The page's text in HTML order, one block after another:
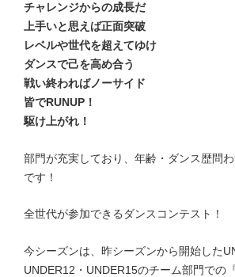
チャレンジからの成長だ
上手いと思えば正面突破
レベルや世代を超えてゆけ
ダンスで己を高め合う
戦い終わればノーサイド
皆でRUNUP！
駆け上がれ！
部門が充実しており、年齢・ダンス歴問
です！
全世代が参加できるダンスコンテスト！
今シーズンは、昨シーズンから開始した
UNDER12・UNDER15のチーム部門での